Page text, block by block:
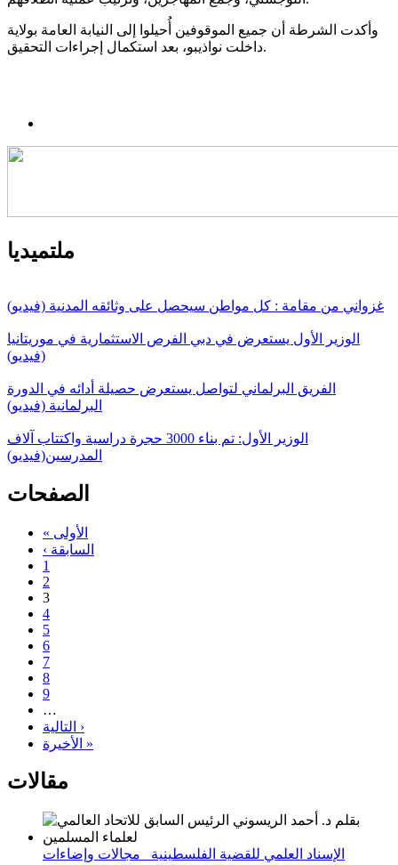
وأكدت الشرطة أن جميع الموقوفين أُحيلوا إلى النيابة العامة بولاية
داخلت نواذيبو، بعد استكمال إجراءات التحقيق.
ملتميديا
غزواني من مقامة : كل مواطن سيحصل على وثائقه المدنية (فيديو)
الوزير الأول يستعرض في دبي الفرص الاستثمارية في موريتانيا
(فيديو)
الفريق البرلماني لتواصل يستعرض حصيلة أدائه في الدورة
البرلمانية (فيديو)
الوزير الأول: تم بناء 3000 حجرة دراسية واكتتاب آلاف
المدرسين(فيديو)
الصفحات
« الأولى
‹ السابقة
1
2
3
4
5
6
7
8
9
…
التالية ›
الأخيرة »
مقالات
الإسناد العلمي للقضية الفلسطينية_ مجالات وإضاءات